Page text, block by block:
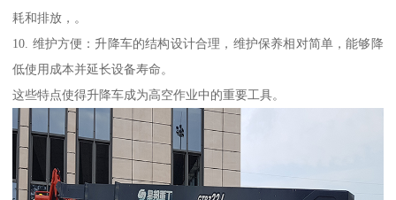
耗和排放，。
10. 维护方便：升降车的结构设计合理，维护保养相对简单，能够降
低使用成本并延长设备寿命。
这些特点使得升降车成为高空作业中的重要工具。